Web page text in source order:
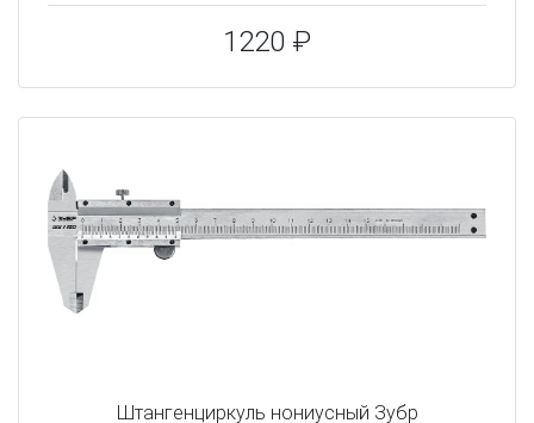
1220 ₽
Штангенциркуль нониусный Зубр